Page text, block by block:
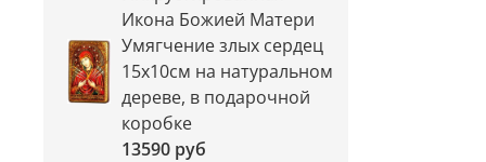
Икона Божией Матери
Умягчение злых сердец
15х10см на натуральном
дереве, в подарочной
коробке
13590 руб